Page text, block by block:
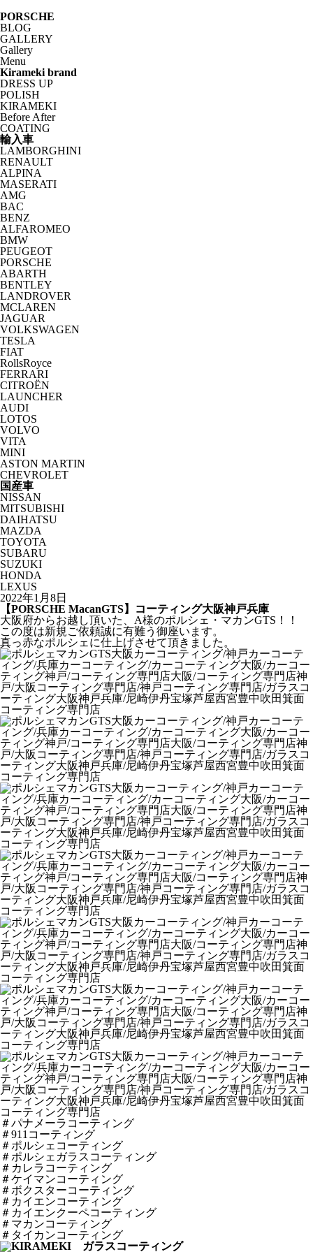
PORSCHE
BLOG
GALLERY
Gallery
Menu
Kirameki brand
DRESS UP
POLISH
KIRAMEKI
Before After
COATING
輸入車
LAMBORGHINI
RENAULT
ALPINA
MASERATI
AMG
BAC
BENZ
ALFAROMEO
BMW
PEUGEOT
PORSCHE
ABARTH
BENTLEY
LANDROVER
MCLAREN
JAGUAR
VOLKSWAGEN
TESLA
FIAT
RollsRoyce
FERRARI
CITROËN
LAUNCHER
AUDI
LOTOS
VOLVO
VITA
MINI
ASTON MARTIN
CHEVROLET
国産車
NISSAN
MITSUBISHI
DAIHATSU
MAZDA
TOYOTA
SUBARU
SUZUKI
HONDA
LEXUS
2022年1月8日
【PORSCHE MacanGTS】コーティング大阪神戸兵庫
大阪府からお越し頂いた、A様のポルシェ・マカンGTS！！
この度は新規ご依頼誠に有難う御座います。
真っ赤なポルシェに仕上げさせて頂きました。
＃パナメーラコーティング
＃911コーティング
＃ポルシェコーティング
＃ポルシェガラスコーティング
＃カレラコーティング
＃ケイマンコーティング
＃ボクスターコーティング
＃カイエンコーティング
＃カイエンクーペコーティング
＃マカンコーティング
＃タイカンコーティング